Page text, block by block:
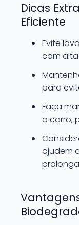
Dicas
Eficiente
Evite
com
para
Faça
o carro,
ajudem